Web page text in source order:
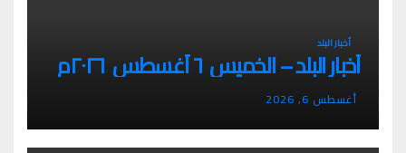
أخبار البلد
أخبار البلد – الخميس ٦ أغسطس ٢٠٢٦م
أغسطس 6, 2026